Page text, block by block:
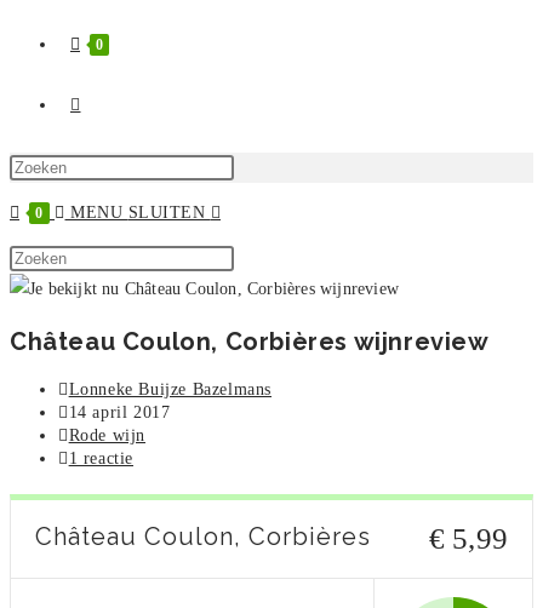
0
TOGGLE
ZOEKEN
het
te
0 MENU SLUITEN
Zoek
op
site
op
om
Château Coulon, Corbières wijnreview
Bericht
auteur:
Lonneke Buijze Bazelmans
Bericht
gepubliceerd
op:
14 april 2017
Berichtcategorie:
Rode wijn
Bericht
1 reactie
Château Coulon, Corbières € 5,99